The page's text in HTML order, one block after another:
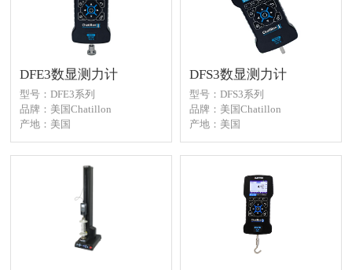
DFE3数显测力计
型号：DFE3系列
品牌：美国Chatillon
产地：美国
应用：精密产线、医疗、汽
车、航空、船舶
DFS3数显测力计
型号：DFS3系列
品牌：美国Chatillon
产地：美国
应用：精密产线、医疗、汽
车、航空、船舶